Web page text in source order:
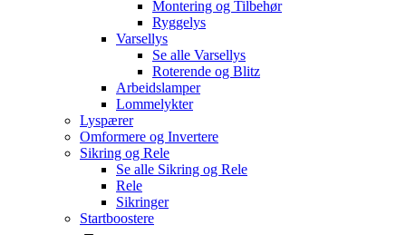
Montering og Tilbehør
Ryggelys
Varsellys
Se alle Varsellys
Roterende og Blitz
Arbeidslamper
Lommelykter
Lyspærer
Omformere og Invertere
Sikring og Rele
Se alle Sikring og Rele
Rele
Sikringer
Startboostere